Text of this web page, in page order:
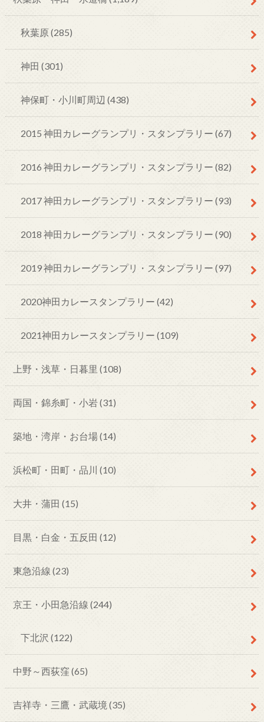
秋葉原(285)
神田 (301)
神保町・小川町周辺 (438)
2015 神田カレーグランプリ・スタンプラリー (67)
2016 神田カレーグランプリ・スタンプラリー (82)
2017 神田カレーグランプリ・スタンプラリー (93)
2018 神田カレーグランプリ・スタンプラリー (90)
2019 神田カレーグランプリ・スタンプラリー (97)
2020神田カレースタンプラリー (42)
2021神田カレースタンプラリー (109)
上野・浅草・日暮里 (108)
両国・錦糸町・小岩(31)
築地・湾岸・お台場(14)
浜松町・田町・品川 (10)
大井・蒲田 (15)
目黒・白金・五反田 (12)
東急沿線 (23)
京王・小田急沿線 (244)
下北沢 (122)
中野～西荻窪 (65)
吉祥寺・三鷹・武蔵境 (35)